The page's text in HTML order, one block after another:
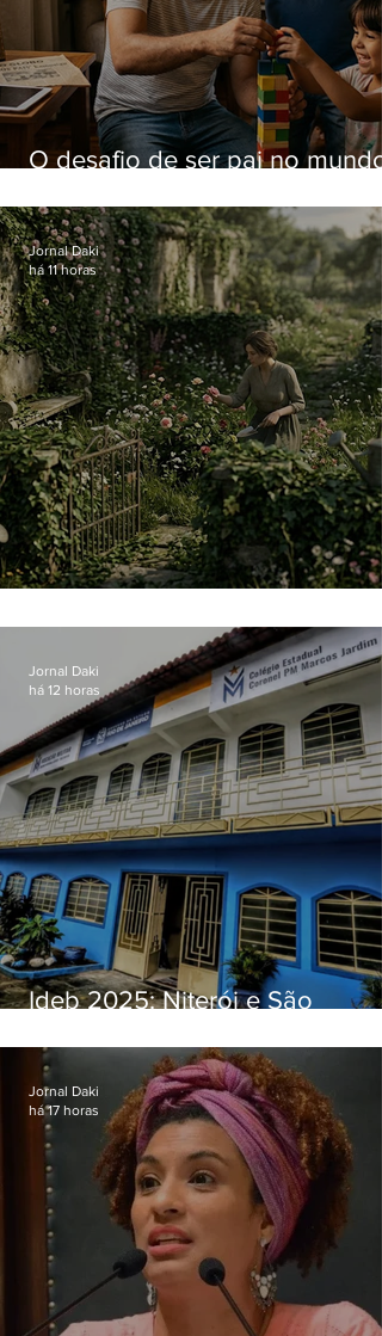
O desafio de ser pai no mundo
Jornal Daki
há 11 horas
Ideb 2025: Niterói e São
distintos no ensino médio; veja
Jornal Daki
há 12 horas
Jornal Daki
há 17 horas